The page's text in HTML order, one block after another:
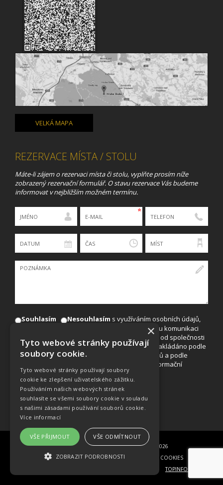
VELKÁ MAPA
REZERVACE MÍSTA / STOLU
Máte-li zájem o rezervaci místa či stolu, vyplňte prosím níže
zobrazený rezervační formulář. O stavu rezervace Vás budeme
informovat v nejbližším možném termínu.
Souhlasím Nesouhlasím s využíváním osobních údajů,
uvedených v tomto formuláři, pro marketingovou komunikaci
(např. se zasíláním nabídek akcí, slev a novinek od společnosti
EuroAgentur Hotels&Travel, a.s.). S údaji bude nakládáno podle
zákona č. 101/2000Sb., o ochraně osobních údajů a podle
zákona č. 480/2004Sb., o některých službách informační
společnosti.
© COPYRIGHT EUROAGENTUR HOTELS&TRAVEL A.S. 2015-2026
DECLARATION ON THE PROTECTION OF PERSONAL DATA
COOKIES
TOPINFO DIGITAL
×
Tyto webové stránky používají
soubory cookie.
Tyto webové stránky používají soubory
cookie ke zlepšení uživatelského zážitku.
Používáním našich webových stránek
souhlasíte se všemi soubory cookie v souladu
s našimi zásadami používání souborů cookie.
Více informací
VŠE PŘIJMOUT VŠE ODMÍTNOUT
ZOBRAZIT PODROBNOSTI
NEZBYTNĚ NUTNÉ SOUBORY